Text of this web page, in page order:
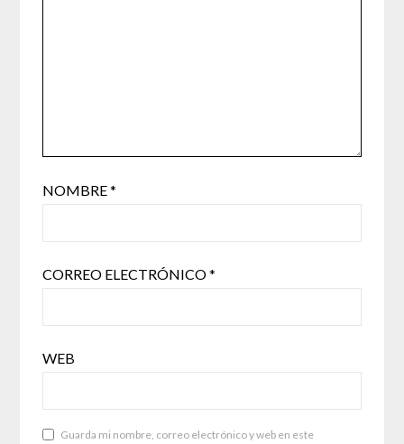
NOMBRE*
CORREO ELECTRÓNICO*
WEB
Guarda mi nombre, correo electrónico y web en este